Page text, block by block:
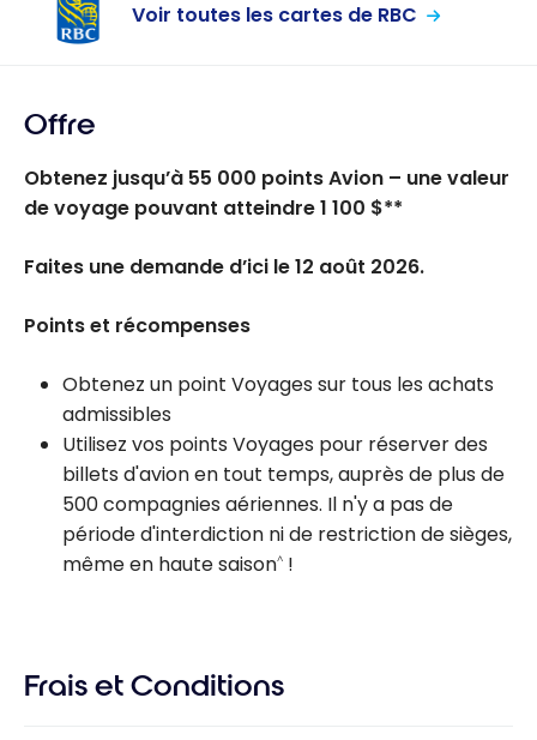
Voir toutes les cartes de RBC
Offre
Obtenez jusqu’à 55 000 points Avion – une valeur
de voyage pouvant atteindre 1 100 $**
Faites une demande d’ici le 12 août 2026.
Points et récompenses
Obtenez un point Voyages sur tous les achats
admissibles
Utilisez vos points Voyages pour réserver des
billets d'avion en tout temps, auprès de plus de
500 compagnies aériennes. Il n'y a pas de
période d'interdiction ni de restriction de sièges,
même en haute saison^ !
Frais et Conditions